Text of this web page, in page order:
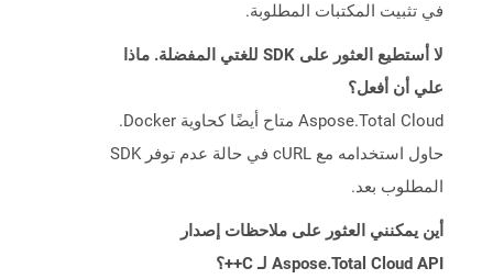
في تثبيت المكتبات المطلوبة.
لا أستطيع العثور على SDK للغتي المفضلة. ماذا
علي أن أفعل؟
Aspose.Total Cloud متاح أيضًا كحاوية Docker.
حاول استخدامه مع cURL في حالة عدم توفر SDK
المطلوب بعد.
أين يمكنني العثور على ملاحظات إصدار
Aspose.Total Cloud API لـ C++؟